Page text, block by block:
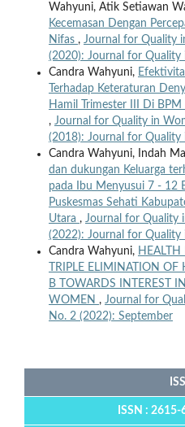
Wahyuni, Atik Setiawan
Kecemasan Dengan
Nifas , Journal for Quality
(2020): Journal for Quality
Candra Wahyuni,
Terhadap Keteraturan
Hamil Trimester III Di
, Journal for Quality in
(2018): Journal for Quality
Candra Wahyuni, Indah
dan dukungan Keluarga
pada Ibu Menyusui 7 - 12
Puskesmas Sehati
Utara , Journal for Quality
(2022): Journal for Quality
Candra Wahyuni, HEALTH
TRIPLE ELIMINATION OF
B TOWARDS INTEREST
WOMEN , Journal for
No. 2 (2022): September
ISSN :